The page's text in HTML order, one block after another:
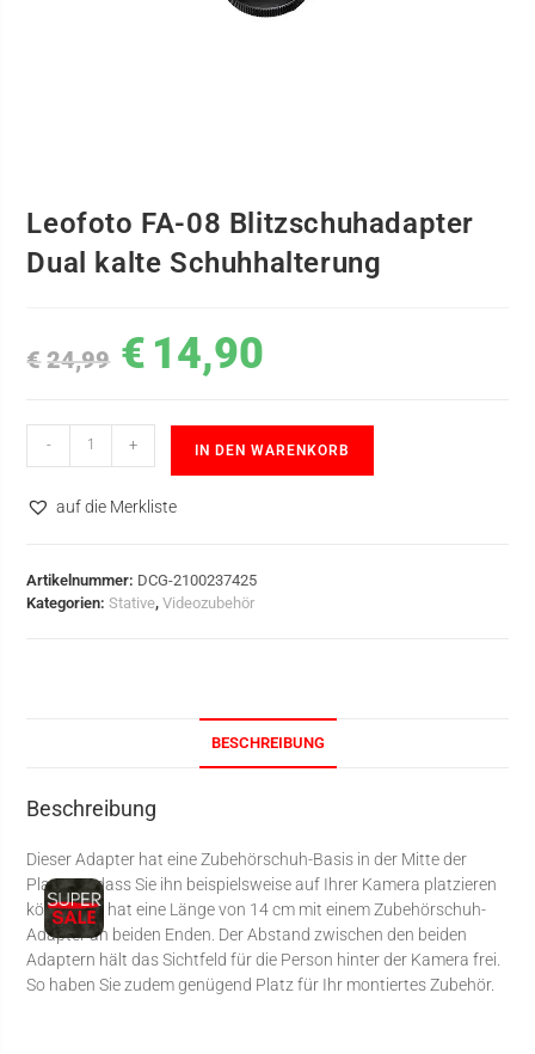
Leofoto FA-08 Blitzschuhadapter
Dual kalte Schuhhalterung
€ 24,99 € 14,90
- + IN DEN WARENKORB
auf die Merkliste
Artikelnummer: DCG-2100237425
Kategorien:Stative,Videozubehör
BESCHREIBUNG
Beschreibung
Dieser Adapter hat eine Zubehörschuh-Basis in der Mitte der
Platte, sodass Sie ihn beispielsweise auf Ihrer Kamera platzieren
können. Er hat eine Länge von 14 cm mit einem Zubehörschuh-
Adapter an beiden Enden. Der Abstand zwischen den beiden
Adaptern hält das Sichtfeld für die Person hinter der Kamera frei.
So haben Sie zudem genügend Platz für Ihr montiertes Zubehör.